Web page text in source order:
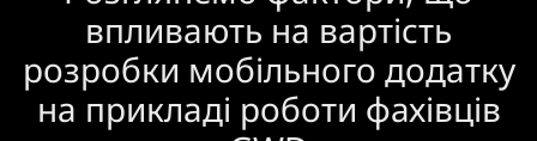
впливають на вартість
розробки мобільного додатку
на прикладі роботи фахівців